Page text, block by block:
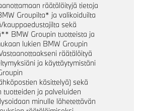
räätälöityjä tietoja
Groupilta* ja valikoiduilta
kauppaedustajilta sekä
BMW Groupin tuotteista ja
lukien BMW Groupin
räätälöityä
ja käyttäytymistäni
käsittelyä) sekä
tuotteiden ja palveluiden
minulle lähetettävän